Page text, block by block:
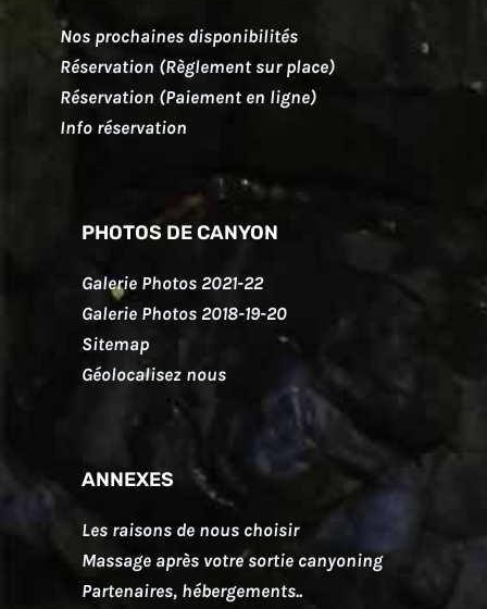
Nos prochaines disponibilités
Réservation (Règlement sur place)
Réservation (Paiement en ligne)
Info réservation
PHOTOS DE CANYON
Galerie Photos 2021-22
Galerie Photos 2018-19-20
Sitemap
Géolocalisez nous
ANNEXES
Les raisons de nous choisir
Massage après votre sortie canyoning
Partenaires, hébergements..